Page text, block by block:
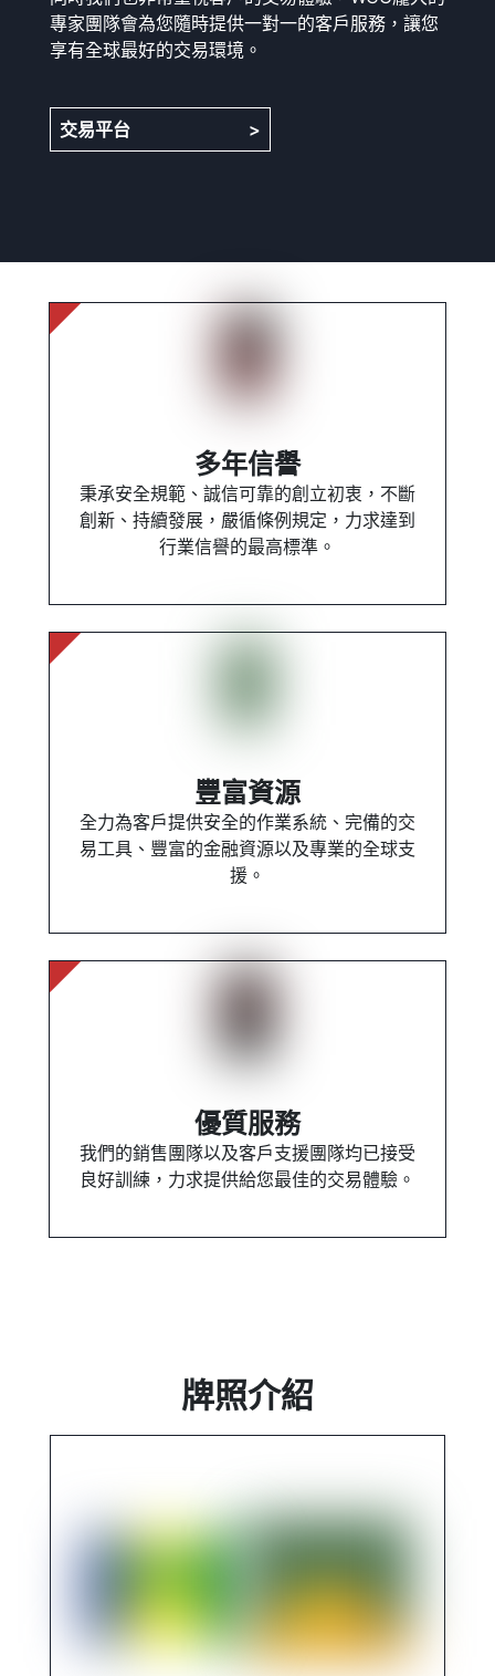
專家團隊會為您隨時提供一對一的客戶服務，讓您
享有全球最好的交易環境。
交易平台 >
多年信譽
秉承安全規範、誠信可靠的創立初衷，不斷
創新、持續發展，嚴循條例規定，力求達到
行業信譽的最高標準。
豐富資源
全力為客戶提供安全的作業系統、完備的交
易工具、豐富的金融資源以及專業的全球支
援。
優質服務
我們的銷售團隊以及客戶支援團隊均已接受
良好訓練，力求提供給您最佳的交易體驗。
牌照介紹